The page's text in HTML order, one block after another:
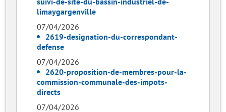
limaygargenville
07/04/2026
2619-designation-du-correspondant-
defense
07/04/2026
2620-proposition-de-membres-pour-la-
commission-communale-des-impots-
directs
07/04/2026